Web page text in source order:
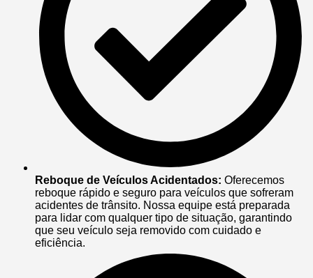
Reboque de Veículos Acidentados: Oferecemos
reboque rápido e seguro para veículos que sofreram
acidentes de trânsito. Nossa equipe está preparada
para lidar com qualquer tipo de situação, garantindo
que seu veículo seja removido com cuidado e
eficiência.